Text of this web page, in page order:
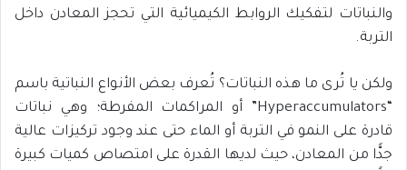
والنباتات لتفكيك الروابط الكيميائية التي تحجز المعادن داخل
التربة.
ولكن يا تُرى ما هذه النباتات؟ تُعرف بعض الأنواع النباتية باسم
“Hyperaccumulators” أو المراكمات المفرطة؛ وهي نباتات
قادرة على النمو في التربة أو الماء حتى عند وجود تركيزات عالية
جدًّا من المعادن، حيث لديها القدرة على امتصاص كميات كبيرة